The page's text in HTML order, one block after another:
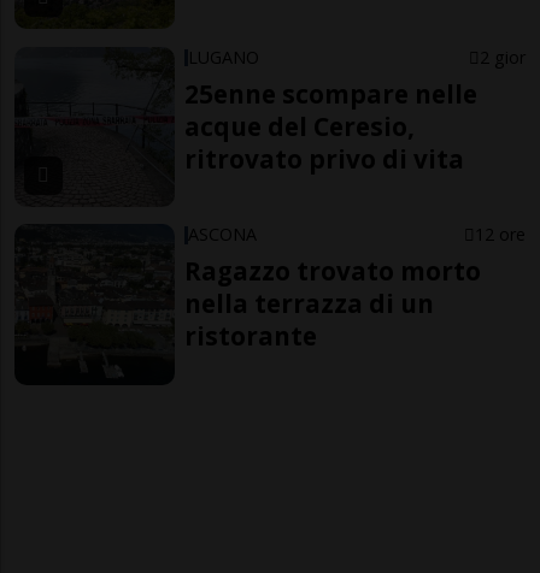
LUGANO 2 gior
25enne scompare nelle
acque del Ceresio,
ritrovato privo di vita
ASCONA 12 ore
Ragazzo trovato morto
nella terrazza di un
ristorante